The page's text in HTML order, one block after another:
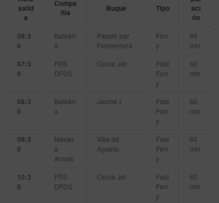
salid
a
Compa
ñía
Buque Tipo
aci
ón
06:3
0
Baleàri
a
Passió per
Formentera
Ferr
y
90
min
07:3
0
FRS
DFDS
Ceuta Jet
Fast
Ferr
y
60
min
08:3
0
Baleàri
a
Jaume I
Fast
Ferr
y
60
min
09:3
0
Navier
a
Armas
Villa de
Agaete
Fast
Ferr
y
60
min
10:3
0
FRS
DFDS
Ceuta Jet
Fast
Ferr
y
60
min